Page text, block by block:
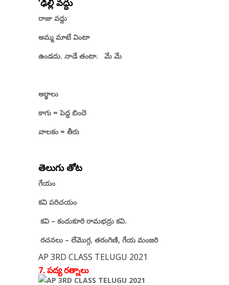
‘ఢిల్లీ వద్దు
రాజు వద్దు
అమ్మ మాటే వింటా
ఉండదు. నాడే తంటా. మే మే
అర్థాలు
కాగు=పెద్ద బిందె
వాలకం= తీరు
తెలుగు తోట
గేయం
కవి పరిచయం
కవి – కందుకూరి రామభద్రు కవి.
రచనలు – లేమొగ్గ, తరంగిణి, గేయ మంజరి
AP 3RD CLASS TELUGU 2021
7. పద్య రత్నాలు